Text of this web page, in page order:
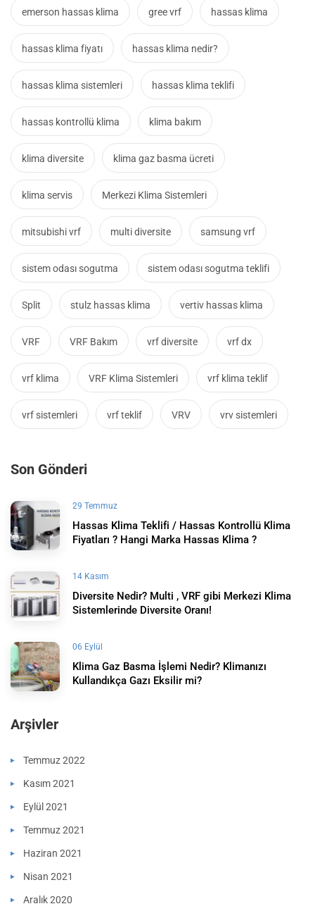
emerson hassas klima gree vrf hassas klima
hassas klima fiyatı hassas klima nedir?
hassas klima sistemleri hassas klima teklifi
hassas kontrollü klima klima bakım
klima diversite klima gaz basma ücreti
klima servis Merkezi Klima Sistemleri
mitsubishi vrf multi diversite samsung vrf
sistem odası sogutma sistem odası sogutma teklifi
Split stulz hassas klima vertiv hassas klima
VRF VRF Bakım vrf diversite vrf dx
vrf klima VRF Klima Sistemleri vrf klima teklif
vrf sistemleri vrf teklif VRV vrv sistemleri
Son Gönderi
29 Temmuz
Hassas Klima Teklifi / Hassas Kontrollü Klima
Fiyatları ? Hangi Marka Hassas Klima ?
14 Kasım
Diversite Nedir? Multi , VRF gibi Merkezi Klima
Sistemlerinde Diversite Oranı!
06 Eylül
Klima Gaz Basma İşlemi Nedir? Klimanızı
Kullandıkça Gazı Eksilir mi?
Arşivler
Temmuz 2022
Kasım 2021
Eylül 2021
Temmuz 2021
Haziran 2021
Nisan 2021
Aralık 2020